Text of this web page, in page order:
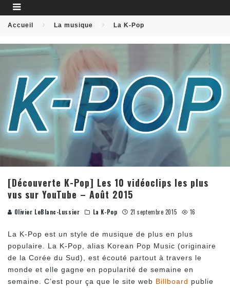
Accueil La musique La K-Pop
[Découverte K-Pop] Les 10 vidéoclips les plus
vus sur YouTube – Août 2015
Olivier LeBlanc-Lussier La K-Pop 21 septembre 2015 16
La K-Pop est un style de musique de plus en plus
populaire. La K-Pop, alias Korean Pop Music (originaire
de la Corée du Sud), est écouté partout à travers le
monde et elle gagne en popularité de semaine en
semaine. C’est pour ça que le site web Billboard publie